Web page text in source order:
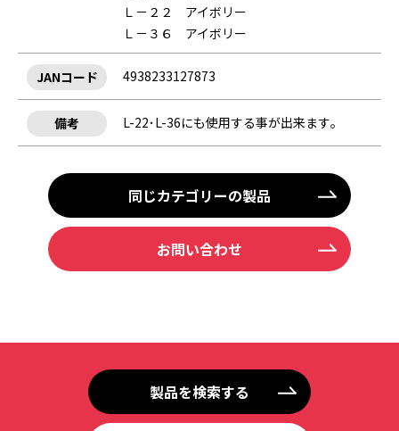
Ｌ－２２ アイボリー
Ｌ－３６ アイボリー
JANコード 4938233127873
備考 L-22･L-36にも使用する事が出来ます｡
同じカテゴリーの製品
お問い合わせ
製品を検索する